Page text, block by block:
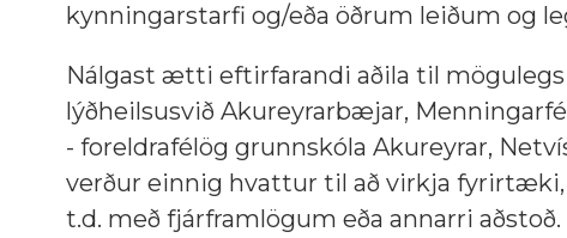
kynningarstarfi og/eða öðrum leiðum og
Nálgast ætti eftirfarandi aðila til
lýðheilsusvið Akureyrarbæjar,
- foreldrafélög grunnskóla Akureyrar,
verður einnig hvattur til að virkja
t.d. með fjárframlögum eða annarri aðstoð.